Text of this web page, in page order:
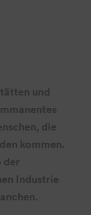
und
die
kommen.
der
Industrie